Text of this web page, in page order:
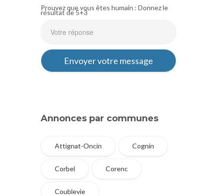
Prouvez que vous êtes humain : Donnez le
résultat de 5+3
Annonces par communes
Attignat-Oncin Cognin
Corbel Corenc
Coublevie